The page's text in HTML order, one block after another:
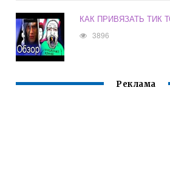
КАК ПРИВЯЗАТЬ ТИК
3896
Реклама